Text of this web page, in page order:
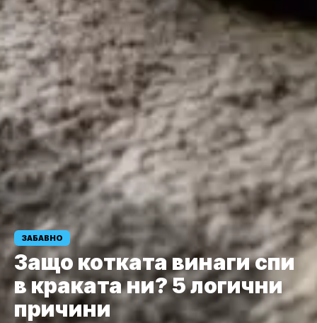
ЗАБАВНО
Защо котката винаги спи
в краката ни? 5 логични
причини